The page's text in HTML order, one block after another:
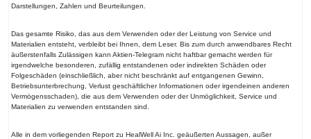
Darstellungen, Zahlen und Beurteilungen.
Das gesamte Risiko, das aus dem Verwenden oder der Leistung von Service und
Materialien entsteht, verbleibt bei Ihnen, dem Leser. Bis zum durch anwendbares Recht
äußerstenfalls Zulässigen kann Aktien-Telegram nicht haftbar gemacht werden für
irgendwelche besonderen, zufällig entstandenen oder indirekten Schäden oder
Folgeschäden (einschließlich, aber nicht beschränkt auf entgangenen Gewinn,
Betriebsunterbrechung, Verlust geschäftlicher Informationen oder irgendeinen anderen
Vermögensschaden), die aus dem Verwenden oder der Unmöglichkeit, Service und
Materialien zu verwenden entstanden sind.
Alle in dem vorliegenden Report zu HealWell Ai Inc. geäußerten Aussagen, außer